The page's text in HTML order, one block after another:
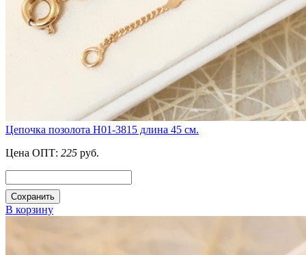
Цепочка позолота Н01-3815 длина 45 см.
Цена ОПТ: 225 руб.
Сохранить
В корзину